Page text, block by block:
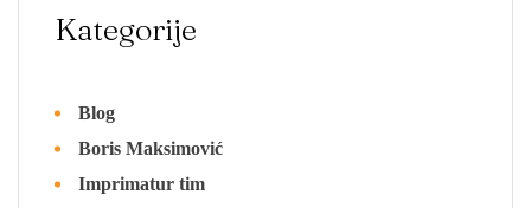
Kategorije
Blog
Boris Maksimović
Imprimatur tim